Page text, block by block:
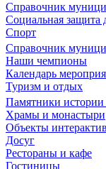
Справочник
Социальная защита
Спорт
Справочник
Наши чемпионы
Календарь
Туризм и отдых
Памятники истории
Храмы и монастыри
Объекты
Досуг
Рестораны и кафе
Гостиницы